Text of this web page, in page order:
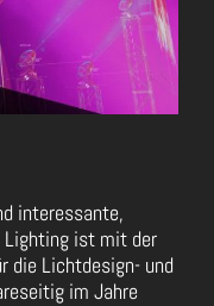
interessante,
Lighting ist mit der
die Lichtdesign- und
im Jahre